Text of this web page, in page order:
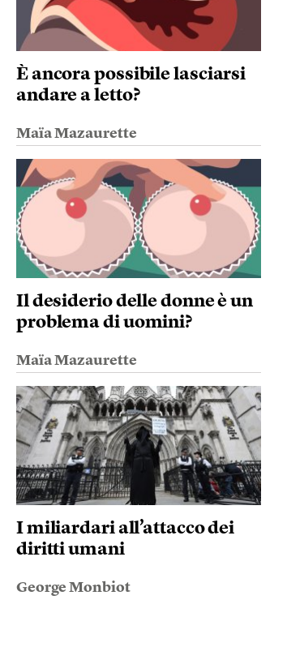
È ancora possibile lasciarsi
andare a letto?
Maïa Mazaurette
Il desiderio delle donne è un
problema di uomini?
Maïa Mazaurette
I miliardari all’attacco dei
diritti umani
George Monbiot